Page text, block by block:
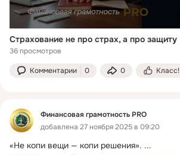
Страхование не про страх, а про защиту
36 просмотров
Комментарии 0 0 Класс!
Финансовая грамотность PRO
добавлена 27 ноября 2025 в 09:20
«Не копи вещи — копи решения». ...